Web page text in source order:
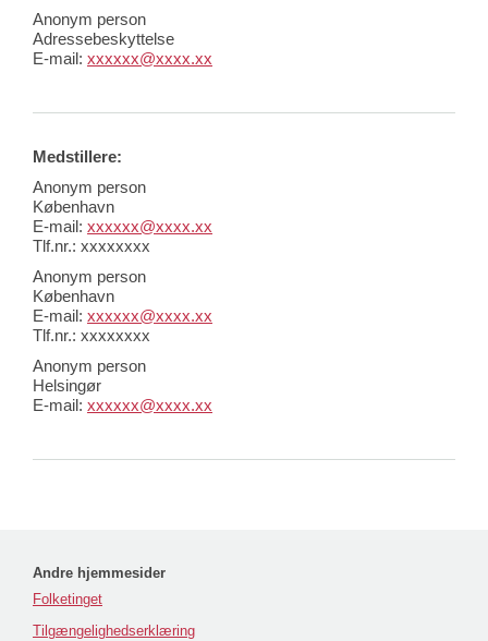
Anonym person
Adressebeskyttelse
E-mail: xxxxxx@xxxx.xx
Medstillere:
Anonym person
København
E-mail: xxxxxx@xxxx.xx
Tlf.nr.: xxxxxxxx
Anonym person
København
E-mail: xxxxxx@xxxx.xx
Tlf.nr.: xxxxxxxx
Anonym person
Helsingør
E-mail: xxxxxx@xxxx.xx
Andre hjemmesider
Folketinget
Tilgængelighedserklæring